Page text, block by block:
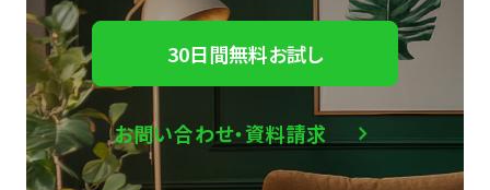
30日間無料お試し
お問い合わせ・資料請求